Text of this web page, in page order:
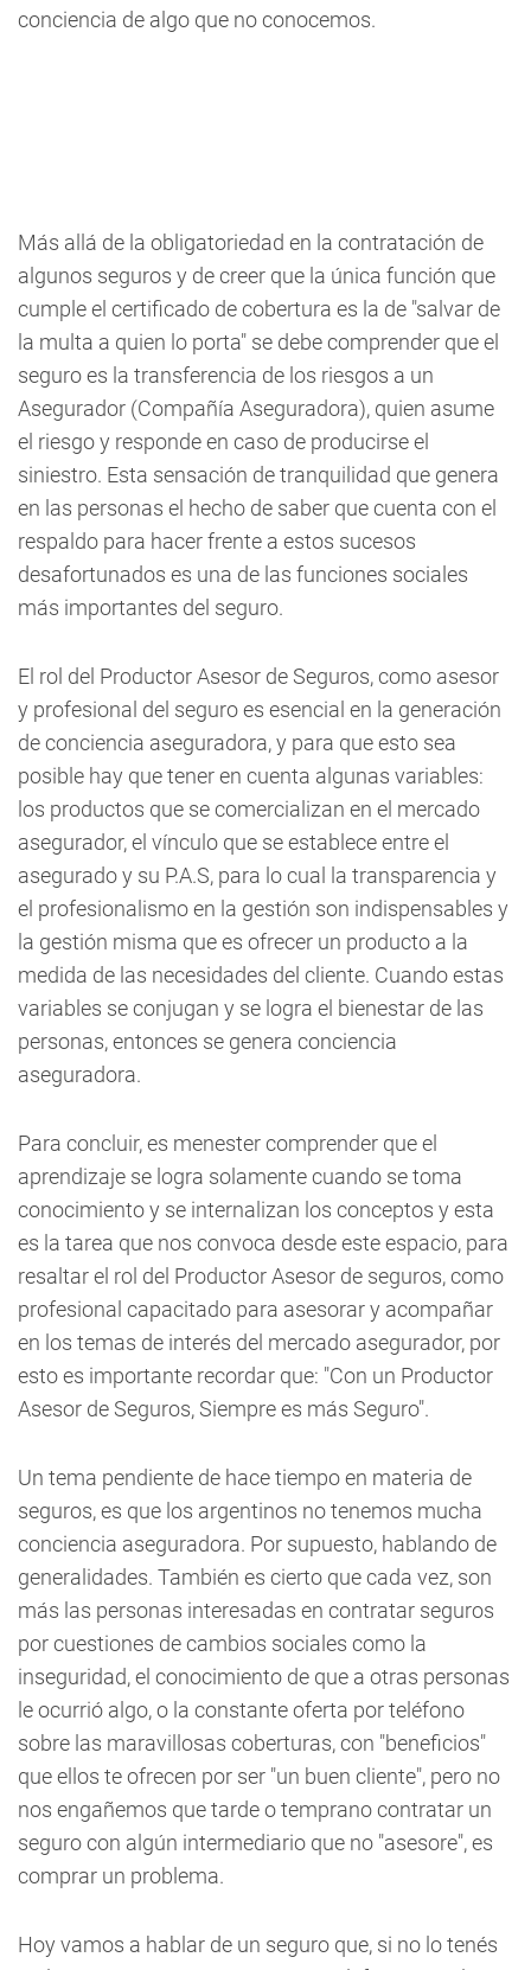
conciencia de algo que no conocemos.
Más allá de la obligatoriedad en la contratación de
algunos seguros y de creer que la única función que
cumple el certificado de cobertura es la de "salvar de
la multa a quien lo porta" se debe comprender que el
seguro es la transferencia de los riesgos a un
Asegurador (Compañía Aseguradora), quien asume
el riesgo y responde en caso de producirse el
siniestro. Esta sensación de tranquilidad que genera
en las personas el hecho de saber que cuenta con el
respaldo para hacer frente a estos sucesos
desafortunados es una de las funciones sociales
más importantes del seguro.
El rol del Productor Asesor de Seguros, como asesor
y profesional del seguro es esencial en la generación
de conciencia aseguradora, y para que esto sea
posible hay que tener en cuenta algunas variables:
los productos que se comercializan en el mercado
asegurador, el vínculo que se establece entre el
asegurado y su P.A.S, para lo cual la transparencia y
el profesionalismo en la gestión son indispensables y
la gestión misma que es ofrecer un producto a la
medida de las necesidades del cliente. Cuando estas
variables se conjugan y se logra el bienestar de las
personas, entonces se genera conciencia
aseguradora.
Para concluir, es menester comprender que el
aprendizaje se logra solamente cuando se toma
conocimiento y se internalizan los conceptos y esta
es la tarea que nos convoca desde este espacio, para
resaltar el rol del Productor Asesor de seguros, como
profesional capacitado para asesorar y acompañar
en los temas de interés del mercado asegurador, por
esto es importante recordar que: "Con un Productor
Asesor de Seguros, Siempre es más Seguro".
Un tema pendiente de hace tiempo en materia de
seguros, es que los argentinos no tenemos mucha
conciencia aseguradora. Por supuesto, hablando de
generalidades. También es cierto que cada vez, son
más las personas interesadas en contratar seguros
por cuestiones de cambios sociales como la
inseguridad, el conocimiento de que a otras personas
le ocurrió algo, o la constante oferta por teléfono
sobre las maravillosas coberturas, con "beneficios"
que ellos te ofrecen por ser "un buen cliente", pero no
nos engañemos que tarde o temprano contratar un
seguro con algún intermediario que no "asesore", es
comprar un problema.
Hoy vamos a hablar de un seguro que, si no lo tenés